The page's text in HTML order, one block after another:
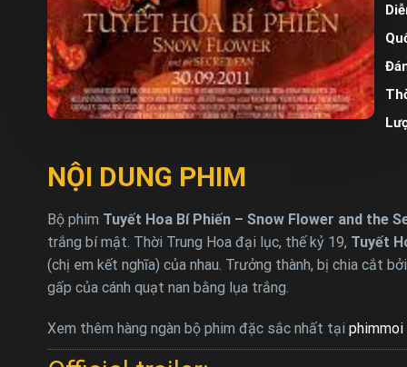
NỘI DUNG PHIM
Bộ phim Tuyết Hoa Bí Phiến – Snow Flower and the
trắng bí mật. Thời Trung Hoa đại lục, thế kỷ 19, Tuyết
(chị em kết nghĩa) của nhau. Trưởng thành, bị chia cắt
gấp của cánh quạt nan bằng lụa trắng.
Xem thêm hàng ngàn bộ phim đặc sắc nhất tại phimmoi